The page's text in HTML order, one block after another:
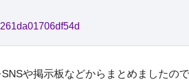
や掲示板などからまとめましたので